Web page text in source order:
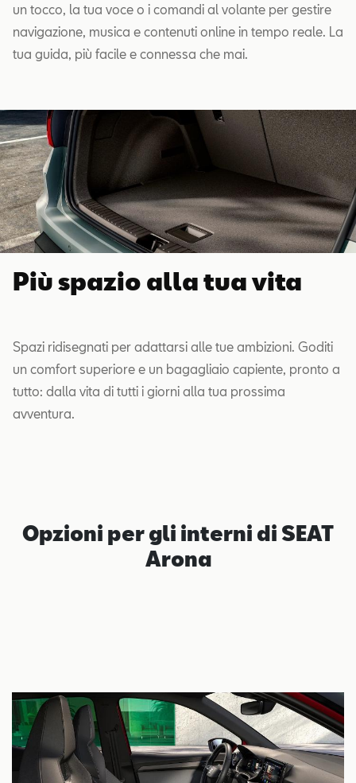
un tocco, la tua voce o i comandi al volante per gestire
navigazione, musica e contenuti online in tempo reale. La
tua guida, più facile e connessa che mai.
Più spazio alla tua vita
Spazi ridisegnati per adattarsi alle tue ambizioni. Goditi
un comfort superiore e un bagagliaio capiente, pronto a
tutto: dalla vita di tutti i giorni alla tua prossima
avventura.
Opzioni per gli interni di SEAT
Arona